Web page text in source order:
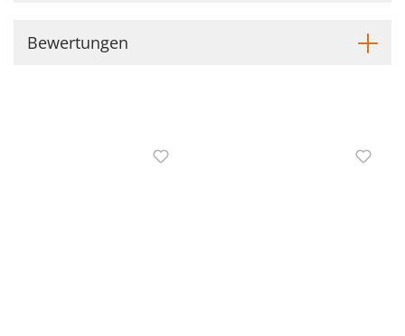
Bewertungen